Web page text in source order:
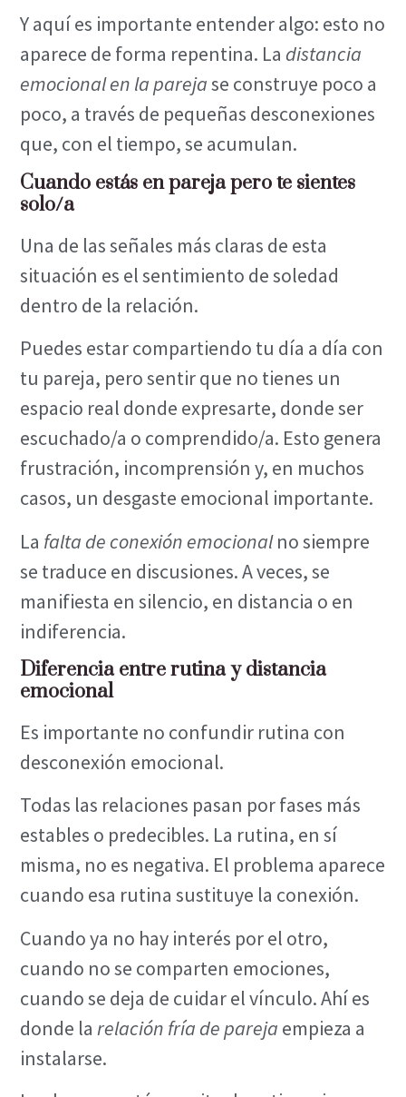
Y aquí es importante entender algo: esto no
aparece de forma repentina. La distancia
emocional en la parejase construye poco a
poco, a través de pequeñas desconexiones
que, con el tiempo, se acumulan.
Cuando estás en pareja pero te sientes
solo/a
Una de las señales más claras de esta
situación es el sentimiento de soledad
dentro de la relación.
Puedes estar compartiendo tu día a día con
tu pareja, pero sentir que no tienes un
espacio real donde expresarte, donde ser
escuchado/a o comprendido/a. Esto genera
frustración, incomprensión y, en muchos
casos, un desgaste emocional importante.
La falta de conexión emocionalno siempre
se traduce en discusiones. A veces, se
manifiesta en silencio, en distancia o en
indiferencia.
Diferencia entre rutina y distancia
emocional
Es importante no confundir rutina con
desconexión emocional.
Todas las relaciones pasan por fases más
estables o predecibles. La rutina, en sí
misma, no es negativa. El problema aparece
cuando esa rutina sustituye la conexión.
Cuando ya no hay interés por el otro,
cuando no se comparten emociones,
cuando se deja de cuidar el vínculo. Ahí es
donde la relación fría de pareja empieza a
instalarse.